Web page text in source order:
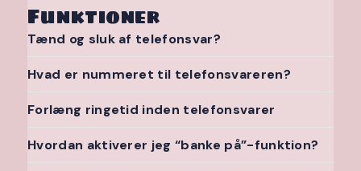
Funktioner
Tænd og sluk af telefonsvar?
Hvad er nummeret til telefonsvareren?
Forlæng ringetid inden telefonsvarer
Hvordan aktiverer jeg “banke på”-funktion?